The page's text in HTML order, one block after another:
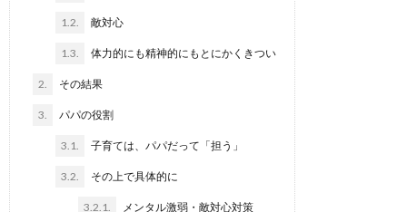
1.2. 敵対心
1.3. 体力的にも精神的にもとにかくきつい
2. その結果
3. パパの役割
3.1. 子育ては、パパだって「担う」
3.2. その上で具体的に
3.2.1. メンタル激弱・敵対心対策